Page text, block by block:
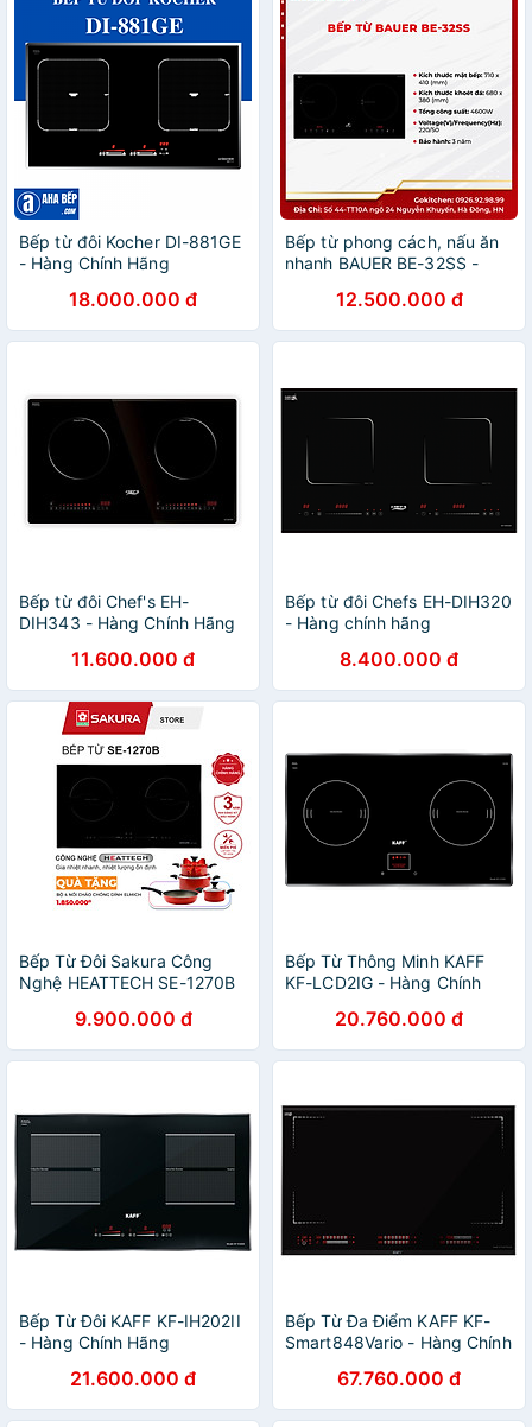
Bếp từ đôi Kocher DI-881GE
- Hàng Chính Hãng
18.000.000 đ
Bếp từ phong cách, nấu ăn
nhanh BAUER BE-32SS -
12.500.000 đ
Bếp từ đôi Chef's EH-
DIH343 - Hàng Chính Hãng
11.600.000 đ
Bếp từ đôi Chefs EH-DIH320
- Hàng chính hãng
8.400.000 đ
Bếp Từ Đôi Sakura Công
Nghệ HEATTECH SE-1270B
9.900.000 đ
Bếp Từ Thông Minh KAFF
KF-LCD2IG - Hàng Chính
20.760.000 đ
Bếp Từ Đôi KAFF KF-IH202II
- Hàng Chính Hãng
21.600.000 đ
Bếp Từ Đa Điểm KAFF KF-
Smart848Vario - Hàng Chính
67.760.000 đ